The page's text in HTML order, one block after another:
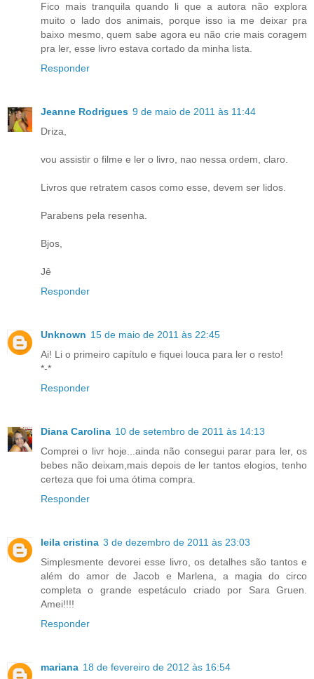
Fico mais tranquila quando li que a autora não explora
muito o lado dos animais, porque isso ia me deixar pra
baixo mesmo, quem sabe agora eu não crie mais coragem
pra ler, esse livro estava cortado da minha lista.
Responder
Jeanne Rodrigues 9 de maio de 2011 às 11:44
Driza,
vou assistir o filme e ler o livro, nao nessa ordem, claro.
Livros que retratem casos como esse, devem ser lidos.
Parabens pela resenha.
Bjos,
Jê
Responder
Unknown 15 de maio de 2011 às 22:45
Ai! Li o primeiro capítulo e fiquei louca para ler o resto!
*-*
Responder
Diana Carolina 10 de setembro de 2011 às 14:13
Comprei o livr hoje...ainda não consegui parar para ler, os
bebes não deixam,mais depois de ler tantos elogios, tenho
certeza que foi uma ótima compra.
Responder
leila cristina 3 de dezembro de 2011 às 23:03
Simplesmente devorei esse livro, os detalhes são tantos e
além do amor de Jacob e Marlena, a magia do circo
completa o grande espetáculo criado por Sara Gruen.
Amei!!!!
Responder
mariana 18 de fevereiro de 2012 às 16:54